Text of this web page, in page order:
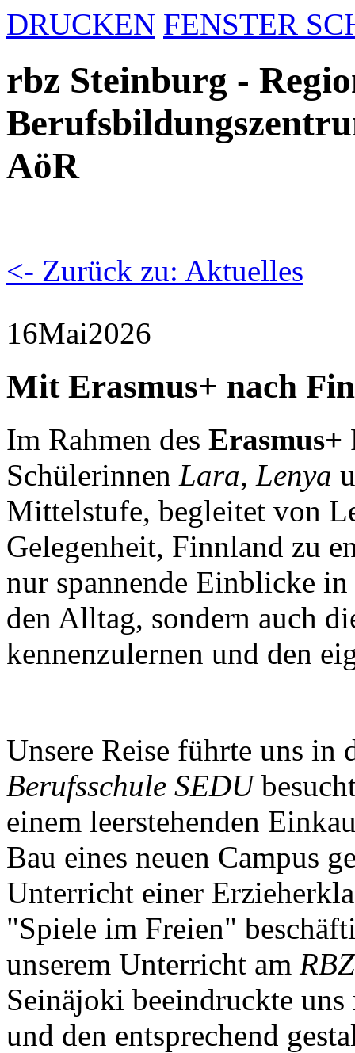
DRUCKEN FENSTER
rbz Steinburg -
AöR
<- Zurück zu: Aktuelles
16Mai2026
Mit Erasmus+ nach
Im Rahmen des Erasmus+
Schülerinnen Lara, Lenya
Mittelstufe, begleitet von
Gelegenheit, Finnland zu
nur spannende Einblicke
den Alltag, sondern auch
kennenzulernen und den
Unsere Reise führte uns in
Berufsschule SEDU
einem leerstehenden
Bau eines neuen Campus
Unterricht einer
"Spiele im Freien"
unserem Unterricht am
Seinäjoki beeindruckte
und den entsprechend